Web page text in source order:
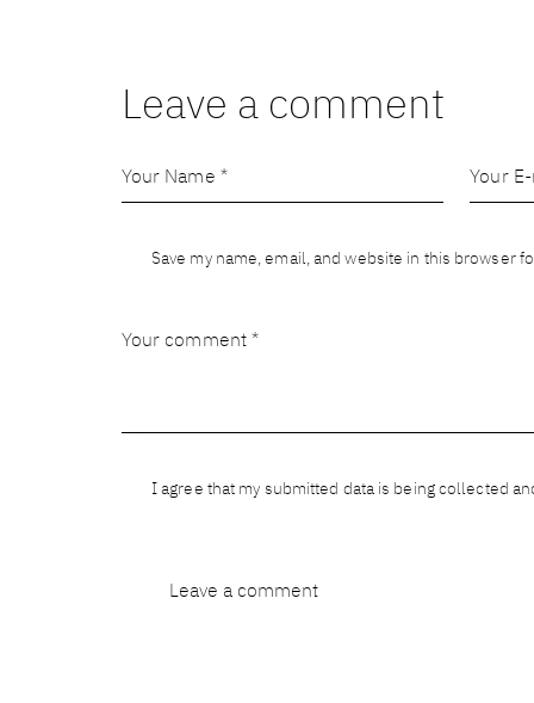
Leave a comment
Save my name, email, and website in this browser
I agree that my submitted data is beingcollected